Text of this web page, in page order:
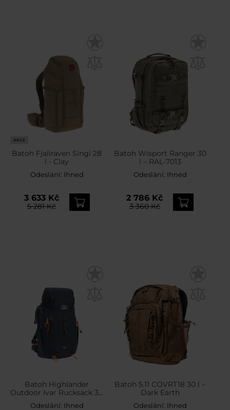
AKCE
Batoh Fjallraven Singi 28
l - Clay
Odeslání: Ihned
3 633 Kč
5 281 Kč
Batoh Wisport Ranger 30
l – RAL-7013
Odeslání: Ihned
2 786 Kč
3 360 Kč
Batoh Highlander
Outdoor Ivar Rucksack 30
l - Steel Grey
Odeslání: Ihned
Batoh 5.11 COVRT18 30 l –
Dark Earth
Odeslání: Ihned